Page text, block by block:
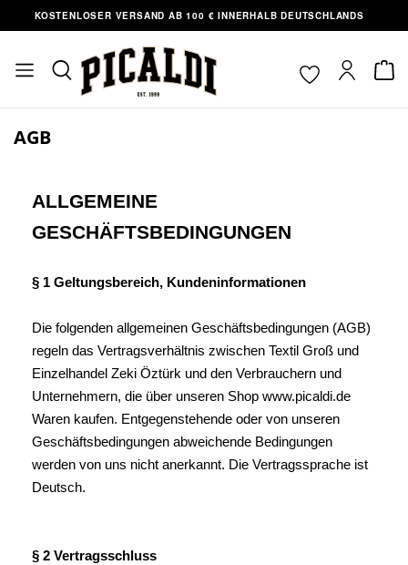
springenVERSAND AB 100 € INNERHALB DEUTSCHLANDS
AGB
ALLGEMEINE
GESCHÄFTSBEDINGUNGEN
§ 1 Geltungsbereich, Kundeninformationen
Die folgenden allgemeinen Geschäftsbedingungen (AGB)
regeln das Vertragsverhältnis zwischen Textil Groß und
Einzelhandel Zeki Öztürk und den Verbrauchern und
Unternehmern, die über unseren Shop www.picaldi.de
Waren kaufen. Entgegenstehende oder von unseren
Geschäftsbedingungen abweichende Bedingungen
werden von uns nicht anerkannt. Die Vertragssprache ist
Deutsch.
§ 2 Vertragsschluss